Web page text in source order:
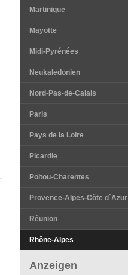
Martinique
Mayotte
Midi-Pyrénées
Neukaledonien
Nord-Pas-de-Calais
Paris
Pays de la Loire
Picardie
Poitou-Charentes
Provence-Alpes-Côte d´Azur
Réunion
Rhône-Alpes
Anzeigen